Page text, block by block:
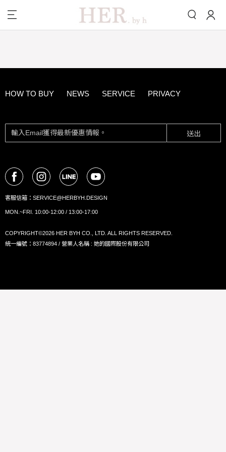
HOW TO BUY NEWS SERVICE PRIVACY
送出
客服信箱： SERVICE@HERBYH.DESIGN
MON.~FRI. 10:00-12:00 / 13:00-17:00
COPYRIGHT©2026 HER BYH CO., LTD. ALL RIGHTS RESERVED.
統一編號：83774894 / 營業人名稱 : 她的國際股份有限公司